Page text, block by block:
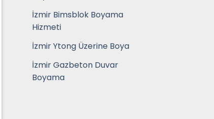
İzmir Bimsblok Boyama
Hizmeti
İzmir Ytong Üzerine Boya
İzmir Gazbeton Duvar
Boyama